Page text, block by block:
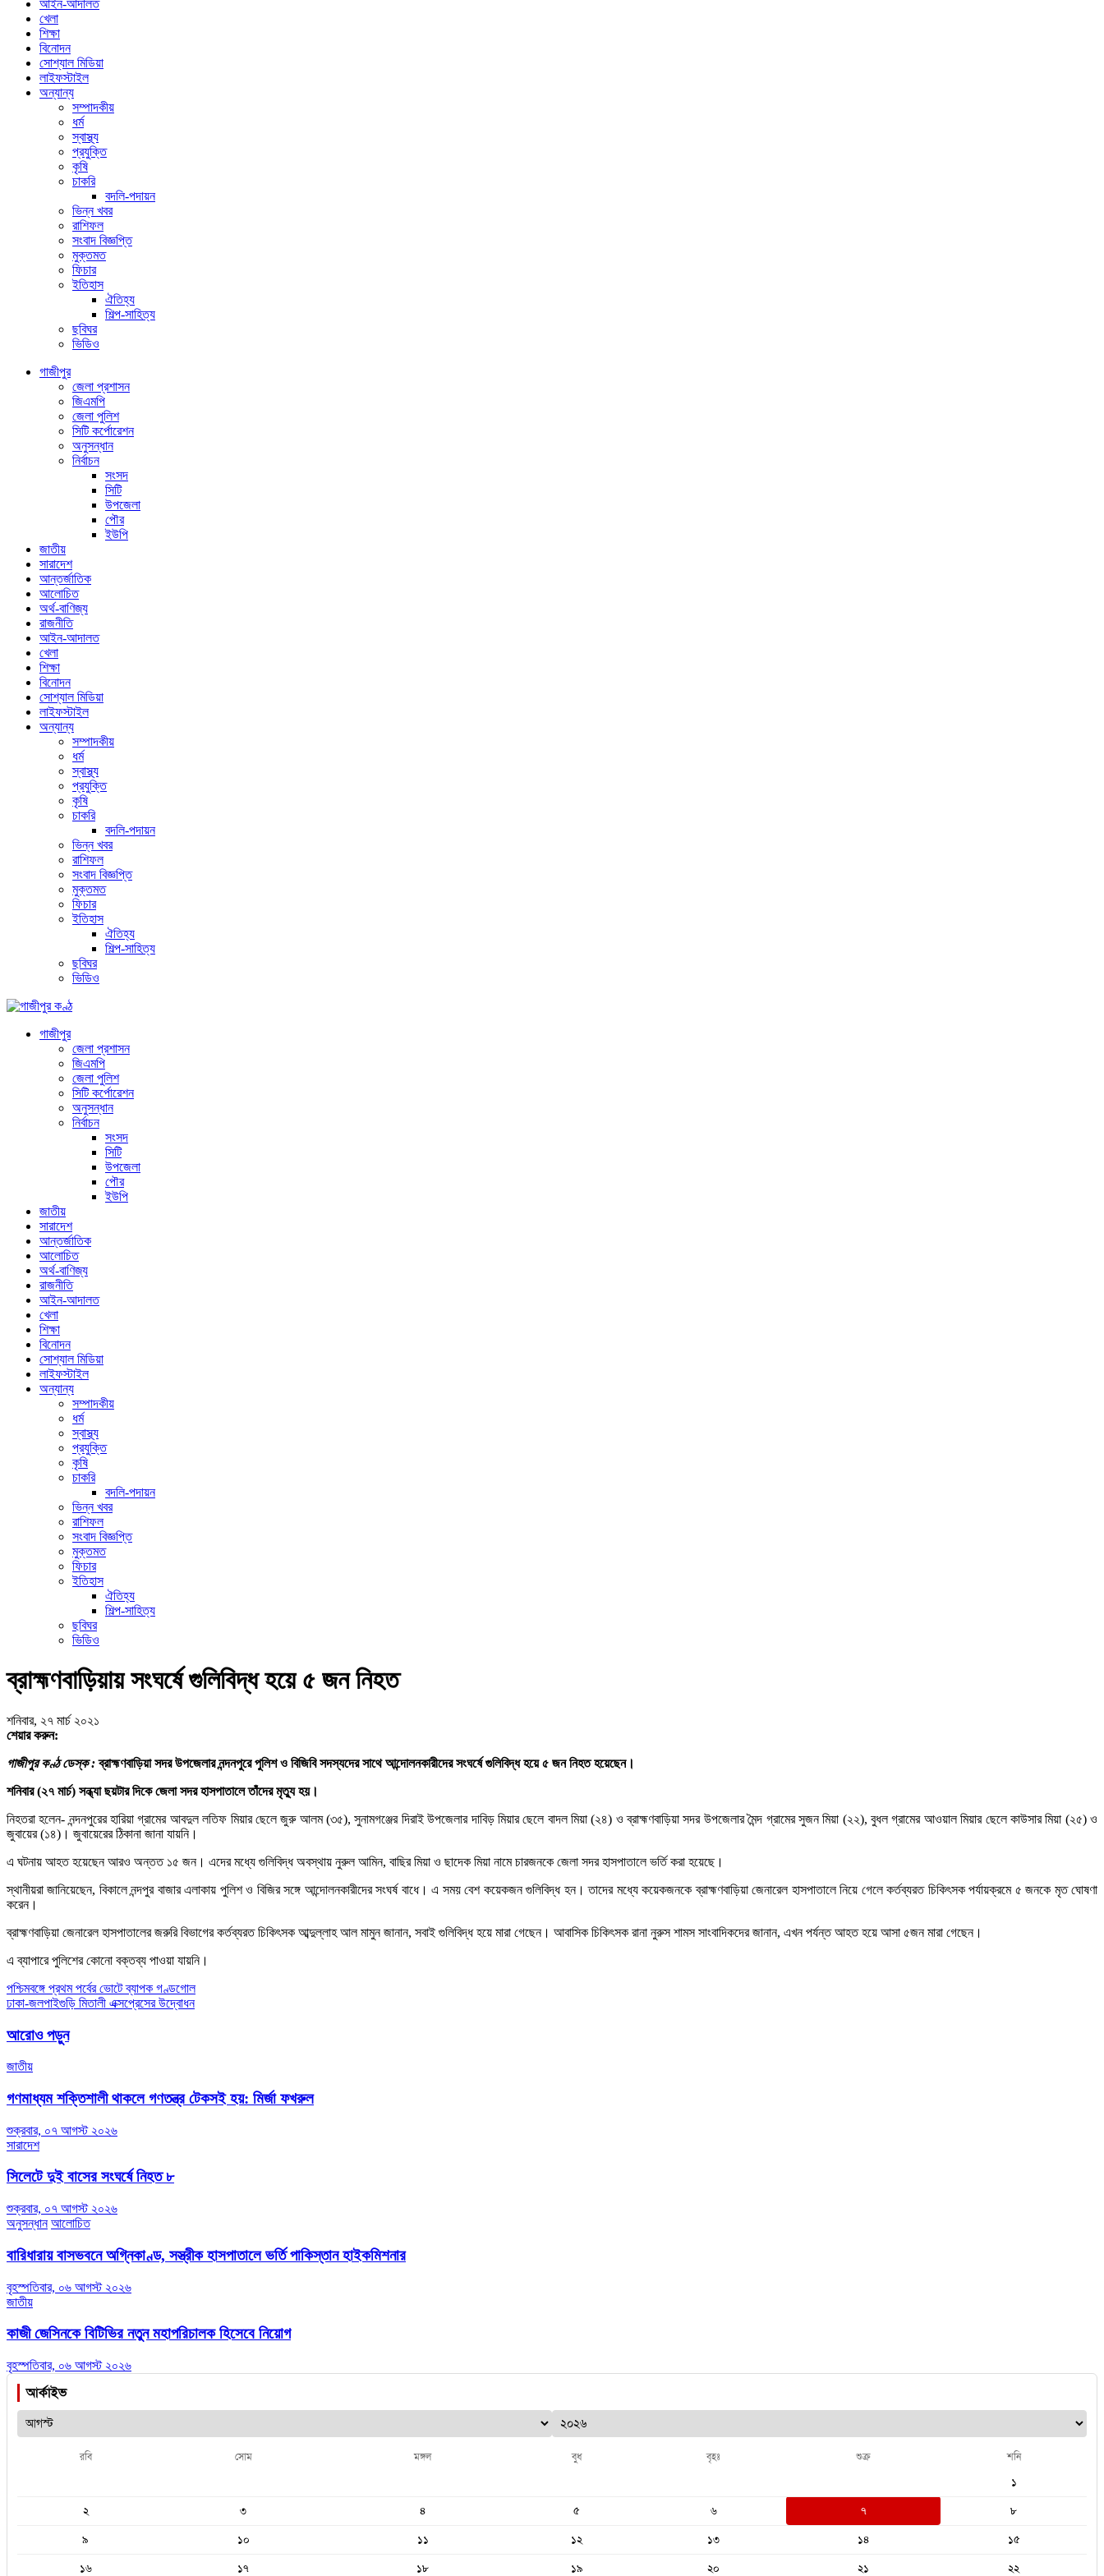
আইন-আদালত
খেলা
শিক্ষা
বিনোদন
সোশ্যাল মিডিয়া
লাইফস্টাইল
অন্যান্য
সম্পাদকীয়
ধর্ম
স্বাস্থ্য
প্রযুক্তি
কৃষি
চাকরি
বদলি-পদায়ন
ভিন্ন খবর
রাশিফল
সংবাদ বিজ্ঞপ্তি
মুক্তমত
ফিচার
ইতিহাস
ঐতিহ্য
শিল্প-সাহিত্য
ছবিঘর
ভিডিও
গাজীপুর
জেলা প্রশাসন
জিএমপি
জেলা পুলিশ
সিটি কর্পোরেশন
অনুসন্ধান
নির্বাচন
সংসদ
সিটি
উপজেলা
পৌর
ইউপি
জাতীয়
সারাদেশ
আন্তর্জাতিক
আলোচিত
অর্থ-বাণিজ্য
রাজনীতি
আইন-আদালত
খেলা
শিক্ষা
বিনোদন
সোশ্যাল মিডিয়া
লাইফস্টাইল
অন্যান্য
সম্পাদকীয়
ধর্ম
স্বাস্থ্য
প্রযুক্তি
কৃষি
চাকরি
বদলি-পদায়ন
ভিন্ন খবর
রাশিফল
সংবাদ বিজ্ঞপ্তি
মুক্তমত
ফিচার
ইতিহাস
ঐতিহ্য
শিল্প-সাহিত্য
ছবিঘর
ভিডিও
গাজীপুর
জেলা প্রশাসন
জিএমপি
জেলা পুলিশ
সিটি কর্পোরেশন
অনুসন্ধান
নির্বাচন
সংসদ
সিটি
উপজেলা
পৌর
ইউপি
জাতীয়
সারাদেশ
আন্তর্জাতিক
আলোচিত
অর্থ-বাণিজ্য
রাজনীতি
আইন-আদালত
খেলা
শিক্ষা
বিনোদন
সোশ্যাল মিডিয়া
লাইফস্টাইল
অন্যান্য
সম্পাদকীয়
ধর্ম
স্বাস্থ্য
প্রযুক্তি
কৃষি
চাকরি
বদলি-পদায়ন
ভিন্ন খবর
রাশিফল
সংবাদ বিজ্ঞপ্তি
মুক্তমত
ফিচার
ইতিহাস
ঐতিহ্য
শিল্প-সাহিত্য
ছবিঘর
ভিডিও
ব্রাহ্মণবাড়িয়ায় সংঘর্ষে গুলিবিদ্ধ হয়ে ৫ জন নিহত
শনিবার, ২৭ মার্চ ২০২১
শেয়ার করুন:
গাজীপুর কণ্ঠ ডেস্ক :ব্রাহ্মণবাড়িয়া সদর উপজেলার নন্দনপুরে পুলিশ ও বিজিবি সদস্যদের সাথে আন্দোলনকারীদের সংঘর্ষে গুলিবিদ্ধ হয়ে ৫ জন নিহত হয়েছেন।
শনিবার (২৭ মার্চ) সন্ধ্যা ছয়টার দিকে জেলা সদর হাসপাতালে তাঁদের মৃত্যু হয়।
নিহতরা হলেন- নন্দনপুরের হারিয়া গ্রামের আবদুল লতিফ মিয়ার ছেলে জুরু আলম (৩৫), সুনামগঞ্জের দিরাই উপজেলার দাবিড় মিয়ার ছেলে বাদল মিয়া (২৪) ও ব্রাহ্মণবাড়িয়া সদর উপজেলার মৈন্দ গ্রামের সুজন মিয়া (২২), বুধল গ্রামের আওয়াল মিয়ার ছেলে কাউসার মিয়া (২৫) ও
জুবায়ের (১৪)। জুবায়েরের ঠিকানা জানা যায়নি।
এ ঘটনায় আহত হয়েছেন আরও অন্তত ১৫ জন। এদের মধ্যে গুলিবিদ্ধ অবস্থায় নুরুল আমিন, বাছির মিয়া ও ছাদেক মিয়া নামে চারজনকে জেলা সদর হাসপাতালে ভর্তি করা হয়েছে।
স্থানীয়রা জানিয়েছেন, বিকালে নন্দপুর বাজার এলাকায় পুলিশ ও বিজির সঙ্গে আন্দোলনকারীদের সংঘর্ষ বাধে। এ সময় বেশ কয়েকজন গুলিবিদ্ধ হন। তাদের মধ্যে কয়েকজনকে ব্রাহ্মণবাড়িয়া জেনারেল হাসপাতালে নিয়ে গেলে কর্তব্যরত চিকিৎসক পর্যায়ক্রমে ৫ জনকে মৃত ঘোষণা
করেন।
ব্রাহ্মণবাড়িয়া জেনারেল হাসপাতালের জরুরি বিভাগের কর্তব্যরত চিকিৎসক আব্দুল্লাহ আল মামুন জানান, সবাই গুলিবিদ্ধ হয়ে মারা গেছেন। আবাসিক চিকিৎসক রানা নুরুস শামস সাংবাদিকদের জানান, এখন পর্যন্ত আহত হয়ে আসা ৫জন মারা গেছেন।
এ ব্যাপারে পুলিশের কোনো বক্তব্য পাওয়া যায়নি।
Post
navigation
পশ্চিমবঙ্গে প্রথম পর্বের ভোটে ব্যাপক গণ্ডগোল
ঢাকা-জলপাইগুড়ি মিতালী এক্সপ্রেসের উদ্বোধন
আরোও পড়ুন
জাতীয়
গণমাধ্যম শক্তিশালী থাকলে গণতন্ত্র টেকসই হয়: মির্জা ফখরুল
শুক্রবার, ০৭ আগস্ট ২০২৬
সারাদেশ
সিলেটে দুই বাসের সংঘর্ষে নিহত ৮
শুক্রবার, ০৭ আগস্ট ২০২৬
অনুসন্ধান আলোচিত
বারিধারায় বাসভবনে অগ্নিকাণ্ড, সস্ত্রীক হাসপাতালে ভর্তি পাকিস্তান হাইকমিশনার
বৃহস্পতিবার, ০৬ আগস্ট ২০২৬
জাতীয়
কাজী জেসিনকে বিটিভির নতুন মহাপরিচালক হিসেবে নিয়োগ
বৃহস্পতিবার, ০৬ আগস্ট ২০২৬
আর্কাইভ
রবি সোম মঙ্গল বুধ বৃহঃ শুক্র শনি
১
২
৩ ৪ ৫ ৬ ৭
৮
৯
১০ ১১ ১২ ১৩ ১৪
১৫
১৬
১৭ ১৮ ১৯ ২০ ২১ ২২